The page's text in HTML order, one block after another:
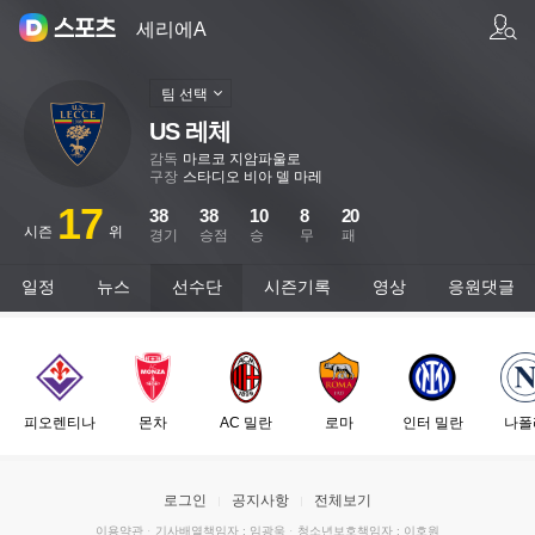
세리에A
US 레체
감독 마르코 지암파울로
구장 스타디오 비아 델 마레
시즌 17 위 경기
38
승점
38
승
10
무
8
패
20
팀 선택
일정 뉴스 선수단 시즌기록 영상 응원댓글
피오렌티나 몬차 AC 밀란 로마 인터 밀란 나
로그인 공지사항 전체보기
이용약관 · 기사배열책임자 : 임광욱 · 청소년보호책임자 : 이호원